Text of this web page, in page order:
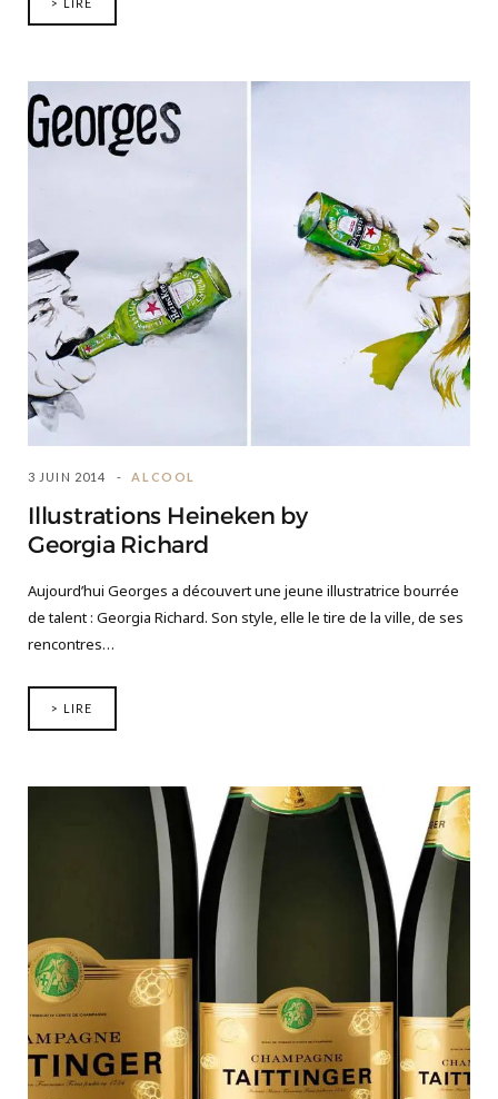
3 JUIN 2014 ALCOOL
Illustrations Heineken by
Georgia Richard
Aujourd’hui Georges a découvert une jeune illustratrice bourrée
de talent : Georgia Richard. Son style, elle le tire de la ville, de ses
rencontres…
> LIRE